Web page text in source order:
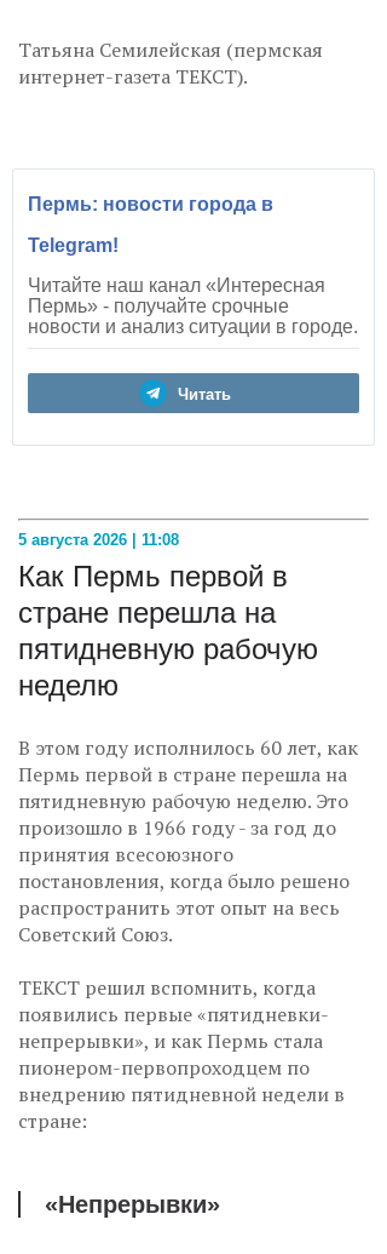
Татьяна Семилейская (пермская
интернет-газета ТЕКСТ).
Пермь: новости города в
Telegram!
Читайте наш канал «Интересная
Пермь» - получайте срочные
новости и анализ ситуации в городе.
Читать
5 августа 2026 | 11:08
Как Пермь первой в
стране перешла на
пятидневную рабочую
неделю
В этом году исполнилось 60 лет, как
Пермь первой в стране перешла на
пятидневную рабочую неделю. Это
произошло в 1966 году - за год до
принятия всесоюзного
постановления, когда было решено
распространить этот опыт на весь
Советский Союз.
ТЕКСТ решил вспомнить, когда
появились первые «пятидневки-
непрерывки», и как Пермь стала
пионером-первопроходцем по
внедрению пятидневной недели в
стране:
«Непрерывки»